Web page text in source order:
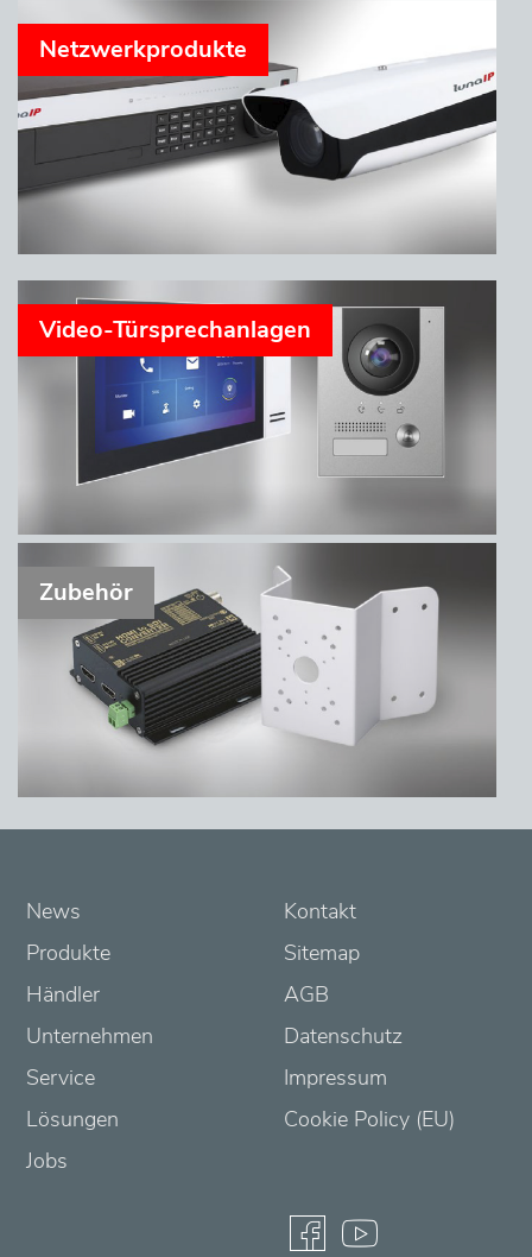
Netzwerkprodukte
Video-Türsprechanlagen
Zubehör
News
Produkte
Händler
Unternehmen
Service
Lösungen
Jobs
Kontakt
Sitemap
AGB
Datenschutz
Impressum
Cookie Policy (EU)